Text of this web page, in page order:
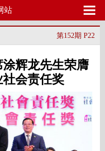
站
第152期 P22
辉龙先生荣膺
会责任奖